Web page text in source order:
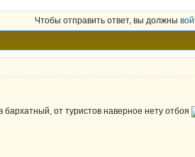
Чтобы отправить ответ, вы должны
от туристов наверное нету отбоя